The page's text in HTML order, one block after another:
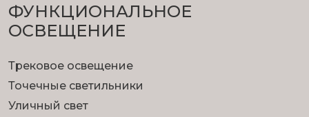
ФУНКЦИОНА­ЛЬНОЕ
ОСВЕЩЕНИЕ
Трековое освещение
Точечные светильники
Уличный свет